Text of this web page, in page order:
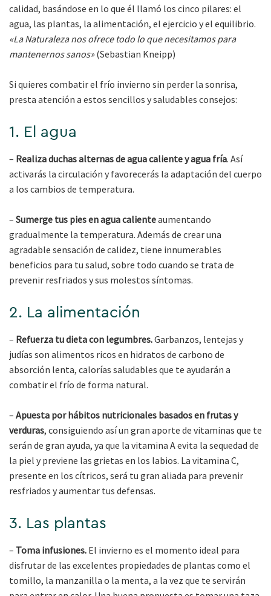
calidad, basándose en lo que él llamó los cinco pilares: el
agua, las plantas, la alimentación, el ejercicio y el equilibrio.
«La Naturaleza nos ofrece todo lo que necesitamos para
mantenernos sanos»(Sebastian Kneipp)
Si quieres combatir el frío invierno sin perder la sonrisa,
presta atención a estos sencillos y saludables consejos:
1. El agua
– Realiza duchas alternas de agua caliente y agua fría. Así
activarás la circulación y favorecerás la adaptación del cuerpo
a los cambios de temperatura.
– Sumerge tus pies en agua calienteaumentando
gradualmente la temperatura. Además de crear una
agradable sensación de calidez, tiene innumerables
beneficios para tu salud, sobre todo cuando se trata de
prevenir resfriados y sus molestos síntomas.
2. La alimentación
– Refuerza tu dieta con legumbres.Garbanzos, lentejas y
judías son alimentos ricos en hidratos de carbono de
absorción lenta, calorías saludables que te ayudarán a
combatir el frío de forma natural.
– Apuesta por hábitos nutricionales basados en frutas y
verduras, consiguiendo así un gran aporte de vitaminas que te
serán de gran ayuda, ya que la vitamina A evita la sequedad de
la piel y previene las grietas en los labios. La vitamina C,
presente en los cítricos, será tu gran aliada para prevenir
resfriados y aumentar tus defensas.
3. Las plantas
– Toma infusiones. El invierno es el momento ideal para
disfrutar de las excelentes propiedades de plantas como el
tomillo, la manzanilla o la menta, a la vez que te servirán